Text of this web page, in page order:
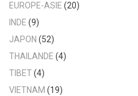
EUROPE-ASIE (20)
INDE (9)
JAPON (52)
THAILANDE (4)
TIBET(4)
VIETNAM (19)